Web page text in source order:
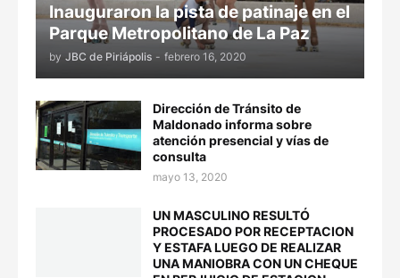
Inauguraron la pista de patinaje en el
Parque Metropolitano de La Paz
by JBC de Piriápolis - febrero 16, 2020
Dirección de Tránsito de
Maldonado informa sobre
atención presencial y vías de
consulta
mayo 13, 2020
UN MASCULINO RESULTÓ
PROCESADO POR RECEPTACION
Y ESTAFA LUEGO DE REALIZAR
UNA MANIOBRA CON UN CHEQUE